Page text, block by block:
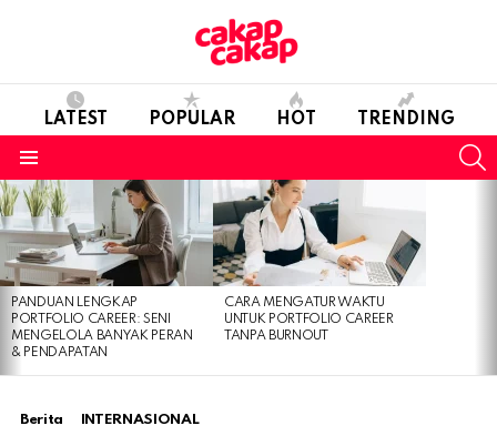
LATEST POPULAR HOT TRENDING
LATEST
STORIES
PANDUAN LENGKAP
PORTFOLIO CAREER: SENI
MENGELOLA BANYAK PERAN
& PENDAPATAN
CARA MENGATUR WAKTU
UNTUK PORTFOLIO CAREER
TANPA BURNOUT
Berita INTERNASIONAL